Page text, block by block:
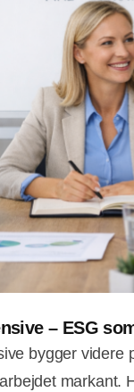
– ESG
bygger
markant.